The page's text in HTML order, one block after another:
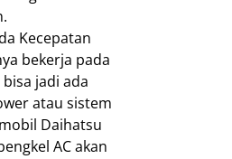
Kecepatan
bekerja pada
jadi ada
atau sistem
Daihatsu
AC akan